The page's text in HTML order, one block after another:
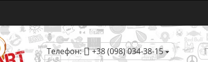
Телефон: +38 (098) 034-38-15